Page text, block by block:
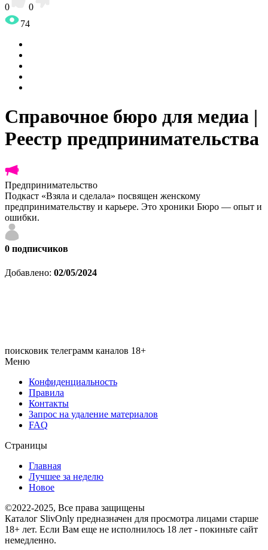
0
0
74
Справочное бюро для медиа |
Реестр предпринимательства
Предпринимательство
Подкаст «Взяла и сделала» посвящен женскому
предпринимательству и карьере. Это хроники Бюро — опыт и
ошибки.
0 подписчиков
Добавлено: 02/05/2024
поисковик телеграмм каналов 18+
Меню
Конфиденциальность
Правила
Контакты
Запрос на удаление материалов
FAQ
Страницы
Главная
Лучшее за неделю
Новое
©2022-2025, Все права защищены
Каталог SlivOnly предназначен для просмотра лицами старше
18+ лет. Если Вам еще не исполнилось 18 лет - покиньте сайт
немедленно.